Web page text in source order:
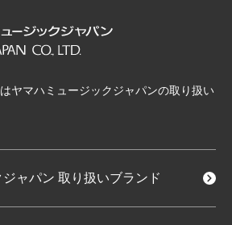
ヤマハミュージックジャパンの取り扱い
ャパン 取り扱いブランド